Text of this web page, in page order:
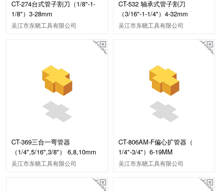
CT-274台式管子割刀（1/8"-1-
1/8"）3-28mm
吴江市东晓工具有限公司
CT-532 轴承式管子割刀
（3/16"-1-1/4"）4-32mm
吴江市东晓工具有限公司
CT-369三合一弯管器
（1/4",5/16",3/8"） 6,8,10mm
吴江市东晓工具有限公司
CT-806AM-F偏心扩管器（
1/4"-3/4"）6-19MM
吴江市东晓工具有限公司